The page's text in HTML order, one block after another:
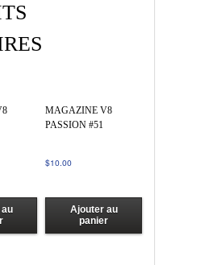
MAGAZINE V8
PASSION #51
$10.00
Ajouter au
panier